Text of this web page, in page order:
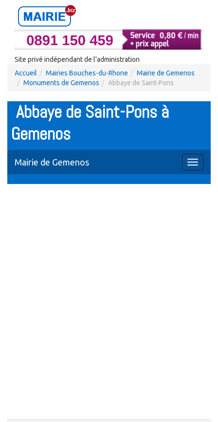
Site privé indépendant de l'administration
Accueil
Mairies Bouches-du-Rhone
Mairie de Gemenos
Monuments de Gemenos
Abbaye de Saint-Pons
Abbaye de Saint-Pons à
Gemenos
Toggle
Mairie de Gemenos